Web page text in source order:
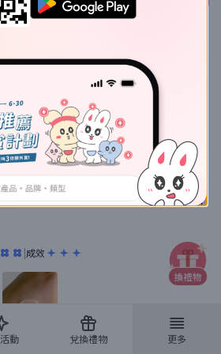
歲| 女性 | 259則評價
效淡化細紋 改善乾燥 用完之後皮膚
|成效
評價
動 兌換禮物 更多